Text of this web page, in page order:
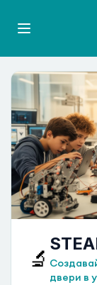
🔬
двери в